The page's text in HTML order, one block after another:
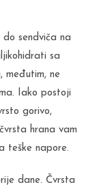
sendviča na
sa
međutim, ne
Iako postoji
gorivo,
hrana vam
teške napore.
dane. Čvrsta